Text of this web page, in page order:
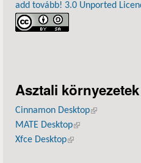
add tovább! 3.0 Unported
Asztali környezetek
Cinnamon Desktop(külső
MATE Desktop(külső hivatkozás)
Xfce Desktop(külső hivatkozás)